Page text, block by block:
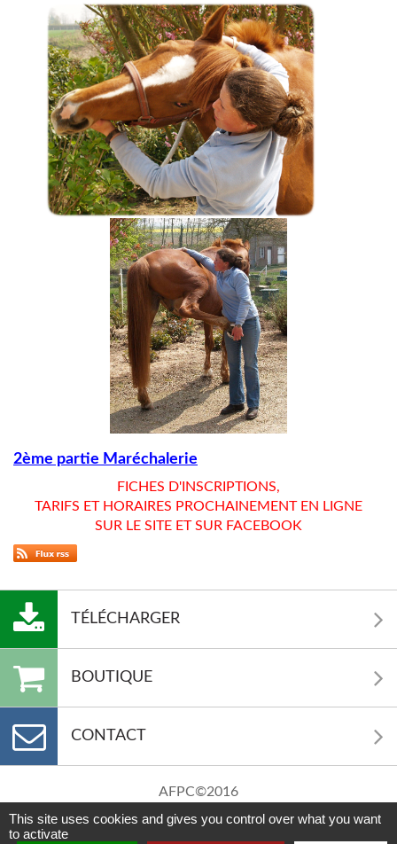
2ème partie Maréchalerie
FICHES D'INSCRIPTIONS,
TARIFS ET HORAIRES PROCHAINEMENT EN LIGNE
SUR LE SITE ET SUR FACEBOOK
TÉLÉCHARGER
BOUTIQUE
CONTACT
AFPC©2016
Mentions Légales
Crédits
This site uses cookies and gives you control over what you want
to activate